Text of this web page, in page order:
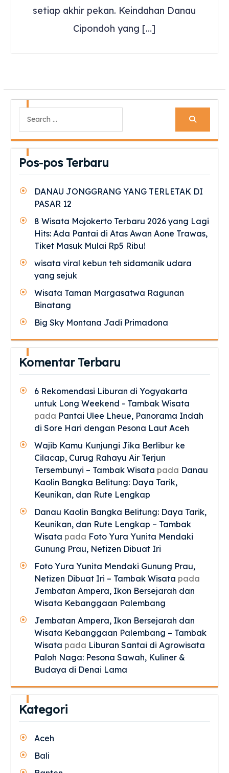
setiap akhir pekan. Keindahan Danau
Cipondoh yang […]
for:
Pos-pos Terbaru
DANAU JONGGRANG YANG TERLETAK DI
PASAR 12
8 Wisata Mojokerto Terbaru 2026 yang Lagi
Hits: Ada Pantai di Atas Awan Aone Trawas,
Tiket Masuk Mulai Rp5 Ribu!
wisata viral kebun teh sidamanik udara
yang sejuk
Wisata Taman Margasatwa Ragunan
Binatang
Big Sky Montana Jadi Primadona
Komentar Terbaru
6 Rekomendasi Liburan di Yogyakarta
untuk Long Weekend - Tambak Wisata
pada Pantai Ulee Lheue, Panorama Indah
di Sore Hari dengan Pesona Laut Aceh
Wajib Kamu Kunjungi Jika Berlibur ke
Cilacap, Curug Rahayu Air Terjun
Tersembunyi – Tambak Wisata pada Danau
Kaolin Bangka Belitung: Daya Tarik,
Keunikan, dan Rute Lengkap
Danau Kaolin Bangka Belitung: Daya Tarik,
Keunikan, dan Rute Lengkap – Tambak
Wisata pada Foto Yura Yunita Mendaki
Gunung Prau, Netizen Dibuat Iri
Foto Yura Yunita Mendaki Gunung Prau,
Netizen Dibuat Iri – Tambak Wisata pada
Jembatan Ampera, Ikon Bersejarah dan
Wisata Kebanggaan Palembang
Jembatan Ampera, Ikon Bersejarah dan
Wisata Kebanggaan Palembang – Tambak
Wisata pada Liburan Santai di Agrowisata
Paloh Naga: Pesona Sawah, Kuliner &
Budaya di Denai Lama
Kategori
Aceh
Bali